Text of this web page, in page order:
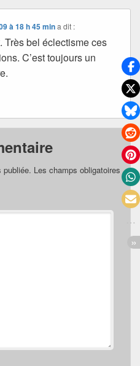
à 18 h 45 min a dit :
Très bel éclectisme ces
C’est toujours un
publiée. Les champs obligatoires